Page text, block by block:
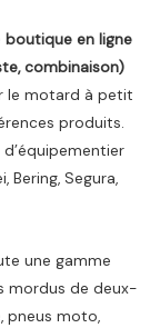
boutique en ligne
combinaison)
le motard à petit
produits.
Bering, Segura,
une gamme
mordus de deux-
pneus moto,